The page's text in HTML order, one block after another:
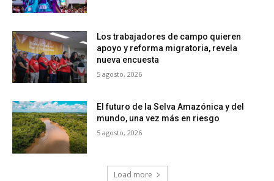
Los trabajadores de campo quieren
apoyo y reforma migratoria, revela
nueva encuesta
5 agosto, 2026
El futuro de la Selva Amazónica y del
mundo, una vez más en riesgo
5 agosto, 2026
Load more